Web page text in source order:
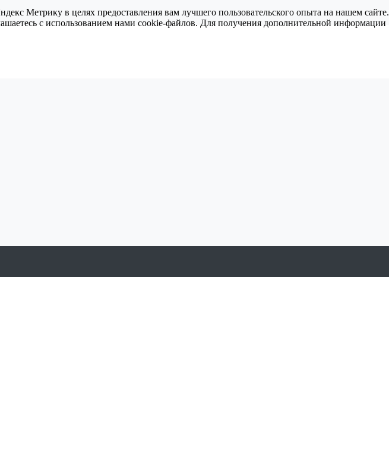
Метрику в целях предоставления вам лучшего пользовательского опыта на нашем сайте.
с использованием нами cookie-файлов. Для получения дополнительной информации